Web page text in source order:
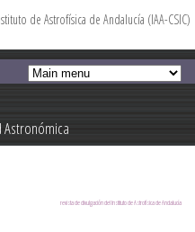
Astronómica
de Astrofísica de Andalucía (IAA-CSIC)
revista de divulgación del Instituto de Astrofísica de Andalucía